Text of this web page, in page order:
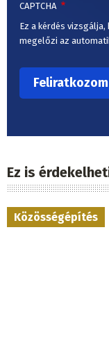
CAPTCHA
Ez a kérdés
megelőzi az
Ez is
Közösségépítés